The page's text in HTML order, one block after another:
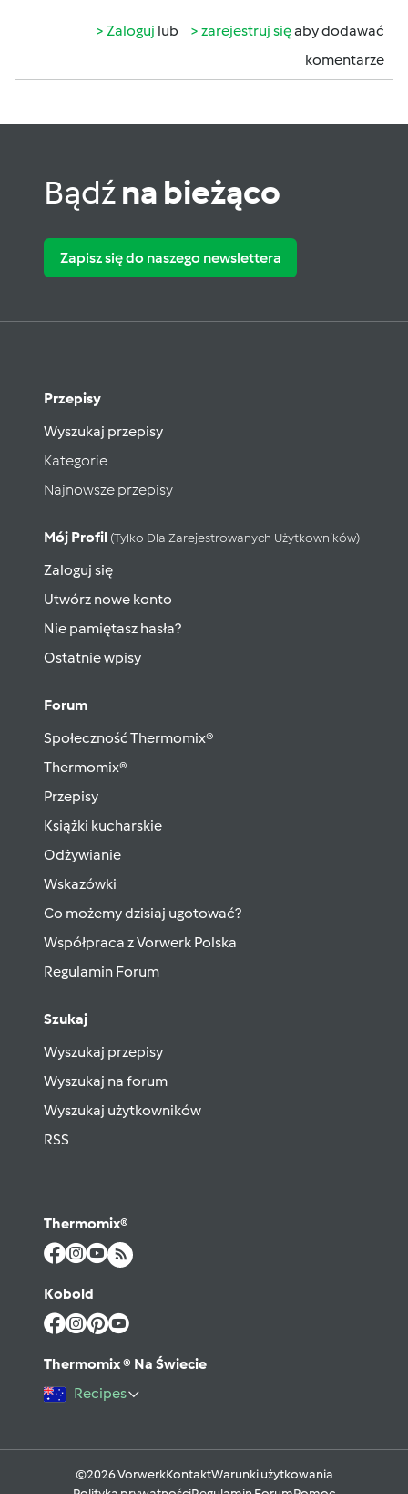
Zaloguj lub zarejestruj sięaby dodawać
komentarze
Bądźna bieżąco
Zapisz się do naszego newslettera
Przepisy
Wyszukaj przepisy
Kategorie
Najnowsze przepisy
Mój Profil (tylko Dla Zarejestrowanych Użytkowników)
Zaloguj się
Utwórz nowe konto
Nie pamiętasz hasła?
Ostatnie wpisy
Forum
Społeczność Thermomix®
Thermomix®
Przepisy
Książki kucharskie
Odżywianie
Wskazówki
Co możemy dzisiaj ugotować?
Współpraca z Vorwerk Polska
Regulamin Forum
Szukaj
Wyszukaj przepisy
Wyszukaj na forum
Wyszukaj użytkowników
RSS
Thermomix®
Kobold
Thermomix ® Na Świecie
Recipes
©2026 VorwerkKontaktWarunki użytkowania